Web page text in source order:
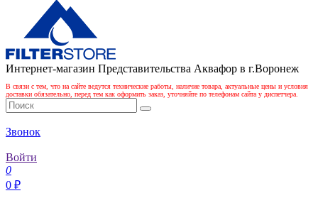
Интернет-магазин Представительства Аквафор в г.Воронеж
В связи с тем, что на сайте ведутся технические работы, наличие товара, актуальные цены и условия
доставки обязательно, перед тем как оформить заказ, уточняйте по телефонам сайта у диспетчера.
Звонок
Войти
0
0 ₽